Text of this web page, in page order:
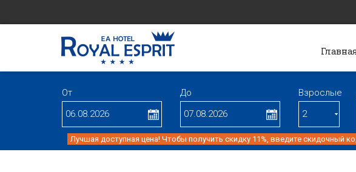
От До Взрослые
Лучшая доступная цена! Чтобы получить скидку 11%, введите скидочный